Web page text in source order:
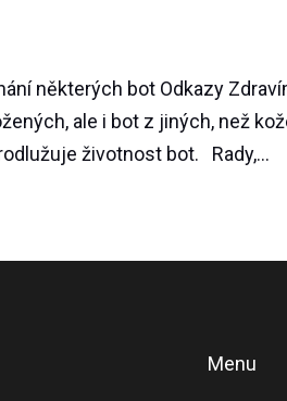
některých bot Odkazy
ale i bot z jiných, než
životnost bot. Rady,...
Menu